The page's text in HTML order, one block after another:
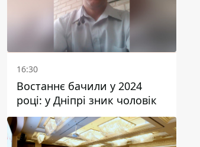
16:30
Востаннє бачили у 2024
році: у Дніпрі зник чоловік